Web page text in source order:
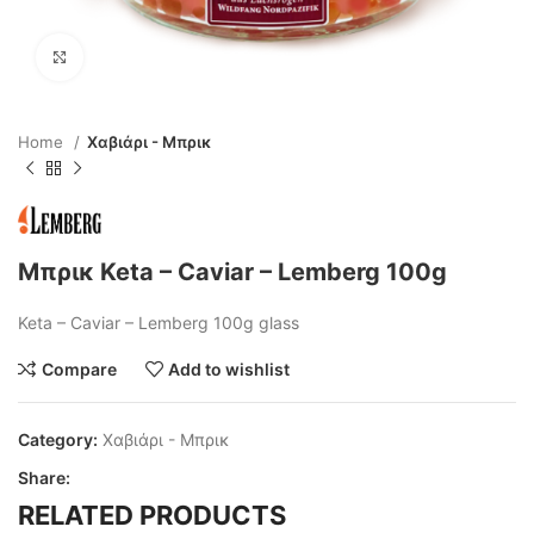
Home Χαβιάρι - Μπρικ
Μπρικ Keta – Caviar – Lemberg 100g
Keta – Caviar – Lemberg 100g glass
Compare Add to wishlist
Category: Χαβιάρι - Μπρικ
Share:
RELATED PRODUCTS